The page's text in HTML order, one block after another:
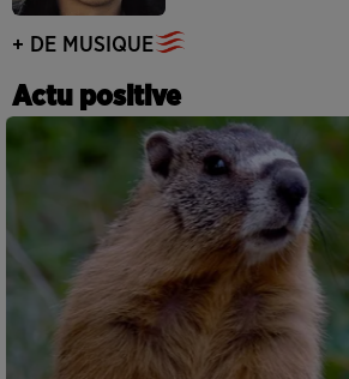
+ DE MUSIQUE
Actu positive